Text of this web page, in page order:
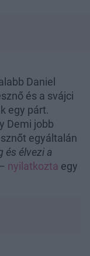
Daniel
és a svájci
egy párt.
Demi jobb
egyáltalán
és élvezi a
nyilatkozta egy